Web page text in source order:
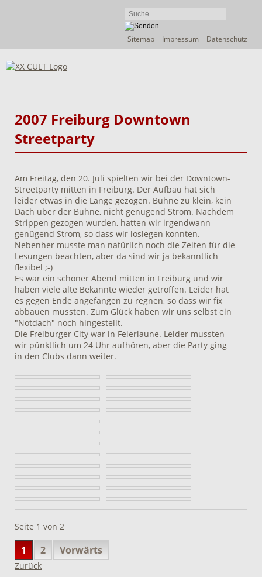
Navigation
Sitemap Impressum Datenschutz
2007 Freiburg Downtown
Streetparty
Am Freitag, den 20. Juli spielten wir bei der Downtown-
Streetparty mitten in Freiburg. Der Aufbau hat sich
leider etwas in die Länge gezogen. Bühne zu klein, kein
Dach über der Bühne, nicht genügend Strom. Nachdem
Strippen gezogen wurden, hatten wir irgendwann
genügend Strom, so dass wir loslegen konnten.
Nebenher musste man natürlich noch die Zeiten für die
Lesungen beachten, aber da sind wir ja bekanntlich
flexibel ;-)
Es war ein schöner Abend mitten in Freiburg und wir
haben viele alte Bekannte wieder getroffen. Leider hat
es gegen Ende angefangen zu regnen, so dass wir fix
abbauen mussten. Zum Glück haben wir uns selbst ein
"Notdach" noch hingestellt.
Die Freiburger City war in Feierlaune. Leider mussten
wir pünktlich um 24 Uhr aufhören, aber die Party ging
in den Clubs dann weiter.
Seite 1 von 2
1 2 Vorwärts
Zurück